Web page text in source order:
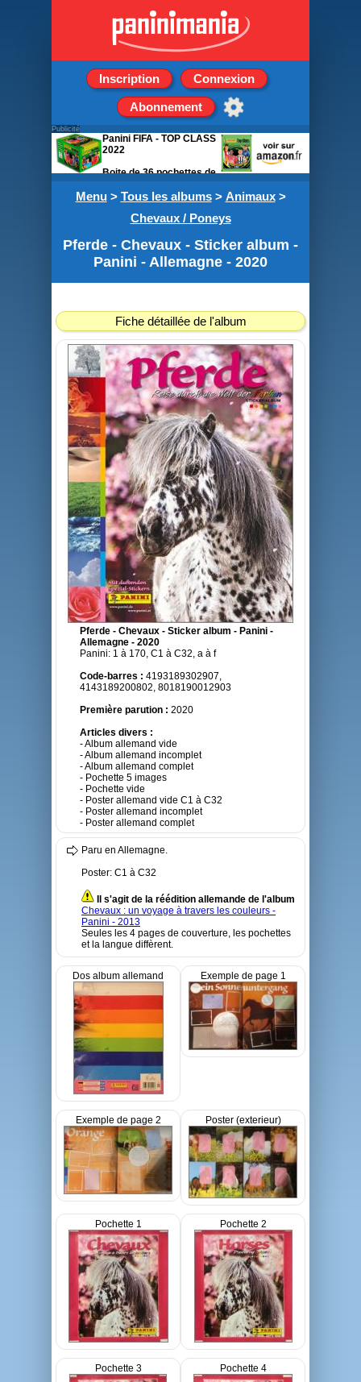
Inscription Connexion
Abonnement
Menu> Tous les albums> Animaux>
Chevaux / Poneys
Pferde - Chevaux - Sticker album -
Panini - Allemagne - 2020
Fiche détaillée de l'album
Pferde - Chevaux - Sticker album - Panini -
Allemagne - 2020
Panini: 1 à 170, C1 à C32, a à f
Code-barres : 4193189302907,
4143189200802, 8018190012903
Première parution : 2020
Articles divers :
- Album allemand vide
- Album allemand incomplet
- Album allemand complet
- Pochette 5 images
- Pochette vide
- Poster allemand vide C1 à C32
- Poster allemand incomplet
- Poster allemand complet
Paru en Allemagne.
Poster: C1 à C32
Il s'agit de la réédition allemande de l'album
Chevaux : un voyage à travers les couleurs -
Panini - 2013
Seules les 4 pages de couverture, les pochettes
et la langue diffèrent.
Dos album allemand Exemple de page 1
Exemple de page 2 Poster (exterieur)
Pochette 1 Pochette 2
Pochette 3 Pochette 4
Publicité
Panini FIFA - TOP CLASS
2022
Boite de 36 pochettes de
5 stickers